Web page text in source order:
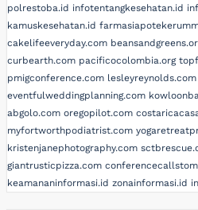
polrestoba.id infotentangkesehatan.id
kamuskesehatan.id
cakelifeeveryday.com
curbearth.com pacificocolombia.org
pmigconference.com lesleyreynolds.com
eventfulweddingplanning.com
abgolo.com oregopilot.com
myfortworthpodiatrist.com
kristenjanephotography.com
giantrusticpizza.com
keamananinformasi.id zonainformasi.id